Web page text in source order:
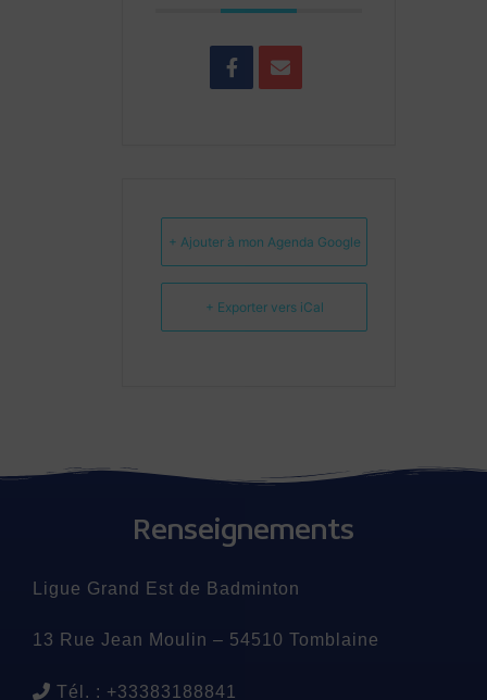
+ Ajouter à mon Agenda Google
+ Exporter vers iCal
Renseignements
Ligue Grand Est de Badminton
13 Rue Jean Moulin – 54510 Tomblaine
Tél. : +33383188841